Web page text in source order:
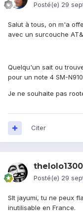
Posté(e) 29
Salut à tous, on m'a
avec un surcouche
Quelqu'un sait ou
pour un note 4 SM-
Je ne souhaite pas
Citer
Posté(e) 29
Slt jayumi, tu ne peux
inutilisable en France.